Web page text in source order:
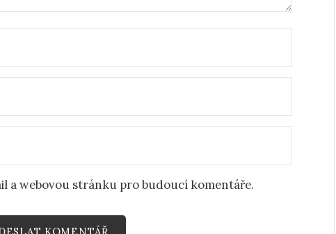
a webovou stránku pro budoucí komentáře.